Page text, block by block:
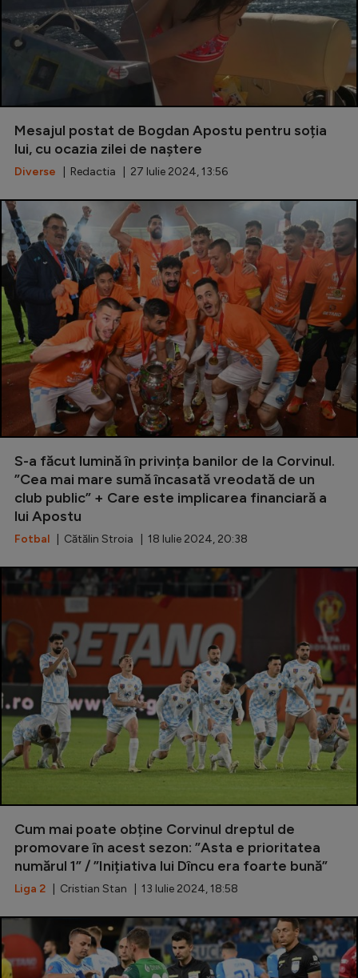
Mesajul postat de Bogdan Apostu pentru soția
lui, cu ocazia zilei de naștere
Diverse | Redactia | 27 Iulie 2024, 13:56
S-a făcut lumină în privința banilor de la Corvinul.
”Cea mai mare sumă încasată vreodată de un
club public” + Care este implicarea financiară a
lui Apostu
Fotbal | Cătălin Stroia | 18 Iulie 2024, 20:38
Cum mai poate obține Corvinul dreptul de
promovare în acest sezon: ”Asta e prioritatea
numărul 1” / ”Inițiativa lui Dîncu era foarte bună”
Liga 2 | Cristian Stan | 13 Iulie 2024, 18:58